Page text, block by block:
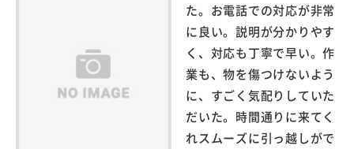
た。お電話での対応が非常
に良い。説明が分かりやす
く、対応も丁寧で早い。作
業も、物を傷つけないよう
に、すごく気配りしていた
だいた。時間通りに来てく
れスムーズに引っ越しがで